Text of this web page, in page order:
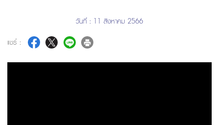
วันที่ : 11 สิงหาคม 2566
แชร์ :